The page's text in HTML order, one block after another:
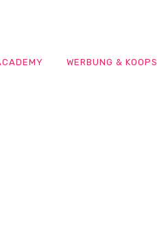
WERBUNG & KOOPS